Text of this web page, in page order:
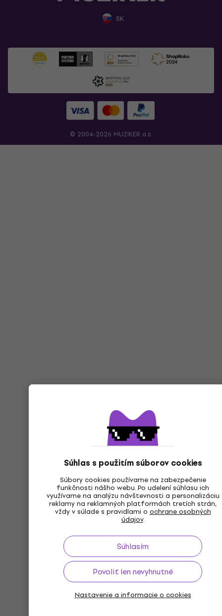
Súhlas s použitím súborov cookies
Súbory cookies používame na zabezpečenie
funkčnosti nášho webu. Po udelení súhlasu ich
využívame na analýzu návštevnosti a personalizáciu
reklamy na reklamných platformách tretích strán,
vždy v súlade s pravidlami o ochrane osobných
údajov.
Súhlasím
Povoliť len nevyhnutné
Nastavenie a informacie o cookies
SK
© 2004-2026 MUZIKER a.s.